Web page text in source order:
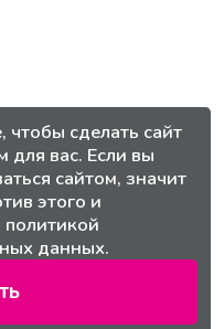
сделать сайт
вас. Если вы
сайтом, значит
этого и
политикой
данных.